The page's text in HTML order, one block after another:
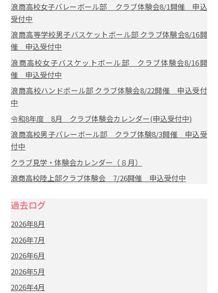
浪商高校女子バレーボール部 クラブ体験会8/1開催 申込
受付中
浪商高等学校男子バスケットボール部 クラブ体験会8/16開
催 申込受付中
浪商高校女子バスケットボール部 クラブ体験会8/16開
催 申込受付中
浪商高校ハンドボール部 クラブ体験会8/22開催 申込受付
中
令和8年度 8月 クラブ体験会カレンダー(申込受付中)
浪商高校男子バレーボール部 クラブ体験8/3開催 申込受
付中
クラブ見学・体験会カレンダー（８月）
浪商高校陸上部クラブ体験会 7/26開催 申込受付中
過去ログ
2026年8月
2026年7月
2026年6月
2026年5月
2026年4月